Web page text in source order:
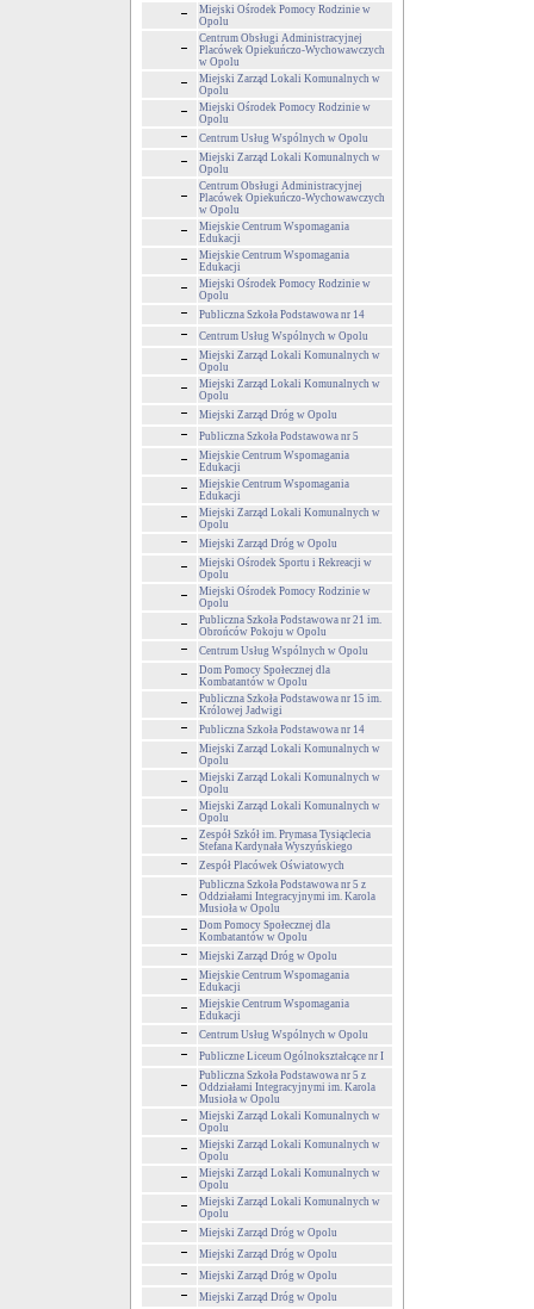
Miejski Ośrodek Pomocy Rodzinie w
Opolu
Centrum Obsługi Administracyjnej
Placówek Opiekuńczo-Wychowawczych
w Opolu
Miejski Zarząd Lokali Komunalnych w
Opolu
Miejski Ośrodek Pomocy Rodzinie w
Opolu
Centrum Usług Wspólnych w Opolu
Miejski Zarząd Lokali Komunalnych w
Opolu
Centrum Obsługi Administracyjnej
Placówek Opiekuńczo-Wychowawczych
w Opolu
Miejskie Centrum Wspomagania
Edukacji
Miejskie Centrum Wspomagania
Edukacji
Miejski Ośrodek Pomocy Rodzinie w
Opolu
Publiczna Szkoła Podstawowa nr 14
Centrum Usług Wspólnych w Opolu
Miejski Zarząd Lokali Komunalnych w
Opolu
Miejski Zarząd Lokali Komunalnych w
Opolu
Miejski Zarząd Dróg w Opolu
Publiczna Szkoła Podstawowa nr 5
Miejskie Centrum Wspomagania
Edukacji
Miejskie Centrum Wspomagania
Edukacji
Miejski Zarząd Lokali Komunalnych w
Opolu
Miejski Zarząd Dróg w Opolu
Miejski Ośrodek Sportu i Rekreacji w
Opolu
Miejski Ośrodek Pomocy Rodzinie w
Opolu
Publiczna Szkoła Podstawowa nr 21 im.
Obrońców Pokoju w Opolu
Centrum Usług Wspólnych w Opolu
Dom Pomocy Społecznej dla
Kombatantów w Opolu
Publiczna Szkoła Podstawowa nr 15 im.
Królowej Jadwigi
Publiczna Szkoła Podstawowa nr 14
Miejski Zarząd Lokali Komunalnych w
Opolu
Miejski Zarząd Lokali Komunalnych w
Opolu
Miejski Zarząd Lokali Komunalnych w
Opolu
Zespół Szkół im. Prymasa Tysiąclecia
Stefana Kardynała Wyszyńskiego
Zespół Placówek Oświatowych
Publiczna Szkoła Podstawowa nr 5 z
Oddziałami Integracyjnymi im. Karola
Musioła w Opolu
Dom Pomocy Społecznej dla
Kombatantów w Opolu
Miejski Zarząd Dróg w Opolu
Miejskie Centrum Wspomagania
Edukacji
Miejskie Centrum Wspomagania
Edukacji
Centrum Usług Wspólnych w Opolu
Publiczne Liceum Ogólnokształcące nr I
Publiczna Szkoła Podstawowa nr 5 z
Oddziałami Integracyjnymi im. Karola
Musioła w Opolu
Miejski Zarząd Lokali Komunalnych w
Opolu
Miejski Zarząd Lokali Komunalnych w
Opolu
Miejski Zarząd Lokali Komunalnych w
Opolu
Miejski Zarząd Lokali Komunalnych w
Opolu
Miejski Zarząd Dróg w Opolu
Miejski Zarząd Dróg w Opolu
Miejski Zarząd Dróg w Opolu
Miejski Zarząd Dróg w Opolu